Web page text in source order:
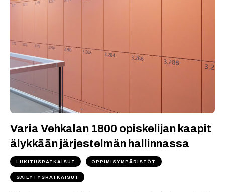
Varia Vehkalan 1800 opiskelijan kaapit
älykkään järjestelmän hallinnassa
LUKITUSRATKAISUT OPPIMISYMPÄRISTÖT
SÄILYTYSRATKAISUT